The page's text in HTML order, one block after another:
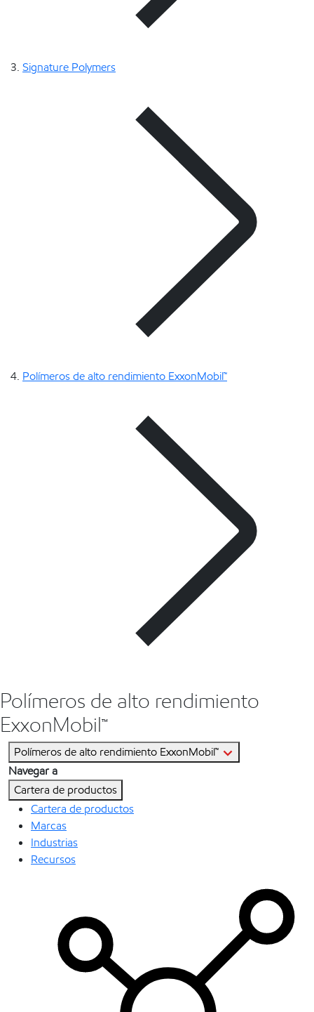
Signature Polymers
Polímeros de alto rendimiento ExxonMobil™
Polímeros de alto rendimiento
ExxonMobil™
Polímeros de alto rendimiento ExxonMobil™
Navegar a
Cartera de productos
Cartera de productos
Marcas
Industrias
Recursos